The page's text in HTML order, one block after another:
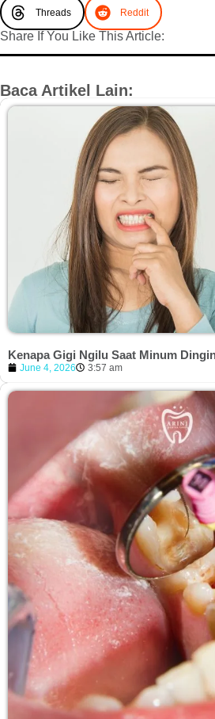
Threads Reddit
Share If You Like This Article:
Baca Artikel Lain:
Kenapa Gigi Ngilu Saat Minum
June 4, 2026 3:57 am